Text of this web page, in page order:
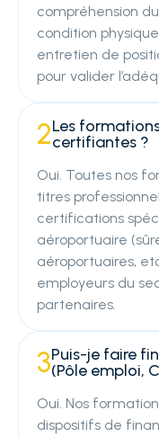
compréhension
condition
entretien de
pour valider
2Les
certifiantes ?
Oui. Toutes nos
titres
certifications
aéroportuaire
aéroportuaires,
employeurs du
partenaires.
3Puis-je faire
(Pôle emploi,
Oui. Nos
dispositifs de